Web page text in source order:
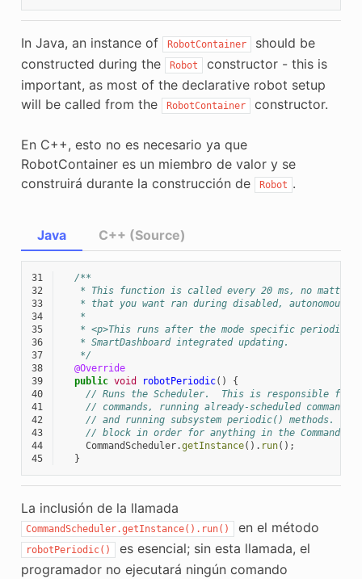
In Java, an instance of RobotContainer
should be
constructed during the
Robot
constructor - this is
important, as most of the declarative robot setup
will be called from the
RobotContainer constructor.
En C++, esto no es necesario ya que
RobotContainer es un miembro de valor y se
construirá durante la construcción de
Robot .
Java
31
/**
32
* This function is called every 20 ms, no matter
33
* that you want ran during disabled, autonomous,
34
   *
35
* <p>This runs after the mode specific periodic
36
   * SmartDashboard integrated updating.
37
   */
38
@Override
39
public void robotPeriodic()
{
40
// Runs the Scheduler.  This is responsible for
41
// commands, running already-scheduled
42
// and running subsystem periodic() methods.
43
// block in order for anything in the Command-
44
CommandScheduler.getInstance(). run();
45
}
C++ (Source)
La inclusión de la llamada
CommandScheduler.getInstance().run() en el método
robotPeriodic()
es esencial; sin esta llamada, el
programador no ejecutará ningún comando